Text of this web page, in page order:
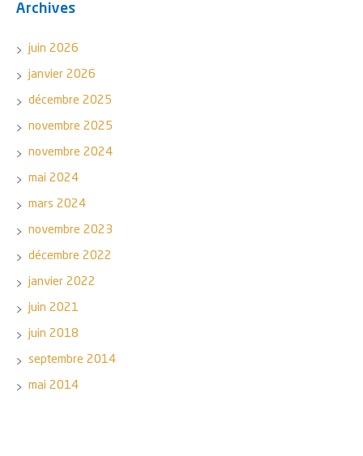
Archives
juin 2026
janvier 2026
décembre 2025
novembre 2025
novembre 2024
mai 2024
mars 2024
novembre 2023
décembre 2022
janvier 2022
juin 2021
juin 2018
septembre 2014
mai 2014